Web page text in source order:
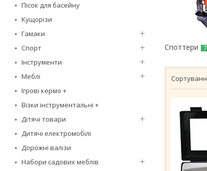
Пісок для басейну
Кущорізи
Гамаки
Спорт
Інструменти
Меблі
Ігрові кермо +
Візки інструментальні +
Дітячі товари
Дитячі електромобілі
Дорожні валізи
Набори садових меблів
Споттери 7